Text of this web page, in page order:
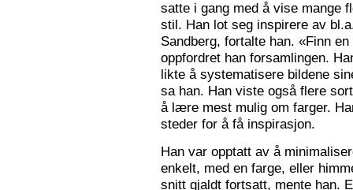
satte i gang med å vise mange
stil. Han lot seg inspirere av
Sandberg, fortalte han. «Finn
oppfordret han forsamlingen.
likte å systematisere bildene
sa han. Han viste også flere
å lære mest mulig om farger.
steder for å få inspirasjon.
Han var opptatt av å
enkelt, med en farge, eller
snitt gjaldt fortsatt, mente han.